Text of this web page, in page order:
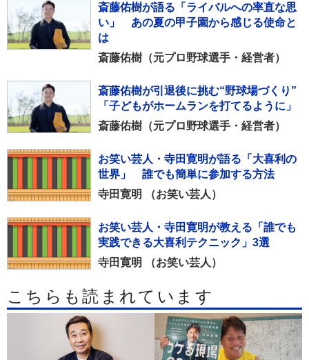
斎藤佑樹が語る「ライバルへの率直な思
い」 あの夏の甲子園から感じる使命と
は
斎藤佑樹（元プロ野球選手・経営者）
斎藤佑樹が引退後に挑む“野球場づくり”
「子どもがホームランを打てるように」
斎藤佑樹（元プロ野球選手・経営者）
お笑い芸人・寺田寛明が語る「大喜利の
世界」 誰でも簡単に参加する方法
寺田寛明 （お笑い芸人）
お笑い芸人・寺田寛明が教える「誰でも
実践できる大喜利テクニック」3選
寺田寛明 （お笑い芸人）
こちらも読まれています